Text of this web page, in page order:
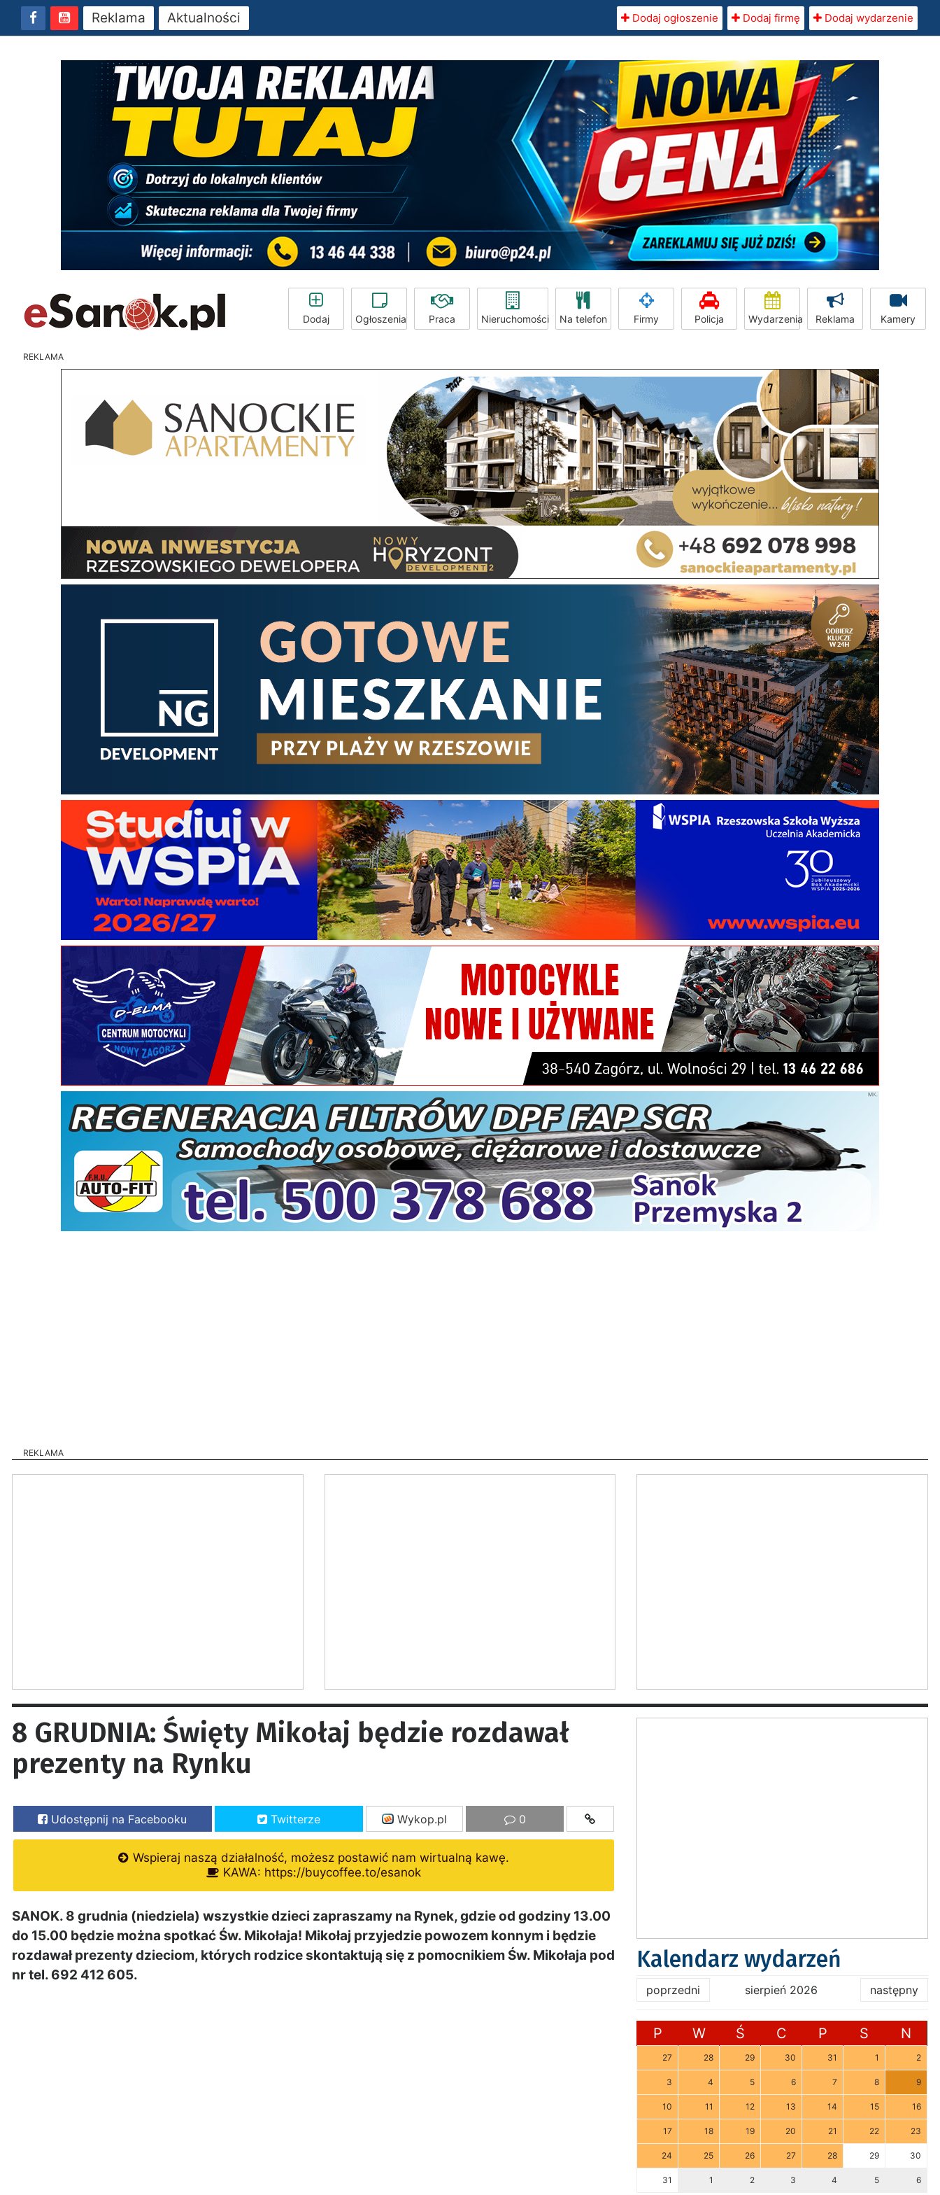
Reklama Aktualności Dodaj ogłoszenie Dodaj firmę Dodaj wydarzenie
Dodaj Ogłoszenia Praca Nieruchomości Na telefon Firmy Policja Wydarzenia Reklama Kamery
REKLAMA
REKLAMA
8 GRUDNIA: Święty Mikołaj będzie rozdawał
prezenty na Rynku
Udostępnij na Facebooku Twitterze Wykop.pl 0
Wspieraj naszą działalność, możesz postawić nam wirtualną kawę.
KAWA: https://buycoffee.to/esanok
SANOK. 8 grudnia (niedziela) wszystkie dzieci zapraszamy na Rynek, gdzie od godziny 13.00
do 15.00 będzie można spotkać Św. Mikołaja! Mikołaj przyjedzie powozem konnym i będzie
rozdawał prezenty dzieciom, których rodzice skontaktują się z pomocnikiem Św. Mikołaja pod
nr tel. 692 412 605.
Kalendarz wydarzeń
poprzedni sierpień 2026 następny
P W Ś C P S N
27 28 29 30 31 1 2
3 4 5 6 7 8 9
10 11 12 13 14 15 16
17 18 19 20 21 22 23
24 25 26 27 28 29 30
31 1 2 3 4 5 6